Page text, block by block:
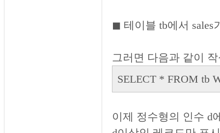
◼︎ 테이블 tb에서 sales
그러면 다음과 같이
SELECT * FROM tb
이제 정수형의 인수 d